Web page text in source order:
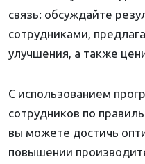
связь: обсуждайте
сотрудниками,
улучшения, а также
С использованием
сотрудников по
вы можете достичь
повышении